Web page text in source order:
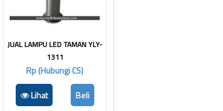
JUAL LAMPU LED TAMAN YLY-
1311
Rp (Hubungi CS)
Lihat
Beli